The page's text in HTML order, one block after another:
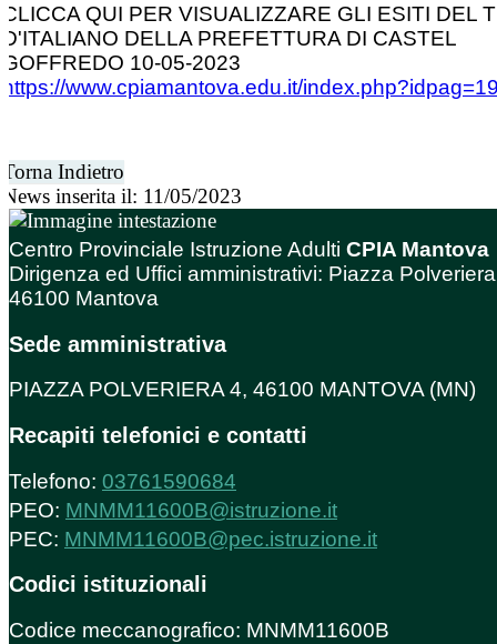
CLICCA QUI PER VISUALIZZARE GLI ESITI DEL
D'ITALIANO DELLA PREFETTURA DI CASTEL
GOFFREDO 10-05-2023
https://www.cpiamantova.edu.it/
Torna Indietro
News inserita il: 11/05/2023
Centro Provinciale Istruzione Adulti CPIA Mantova
Dirigenza ed Uffici amministrativi: Piazza
46100 Mantova
Sede amministrativa
PIAZZA POLVERIERA 4, 46100 MANTOVA (MN)
Recapiti telefonici e contatti
Telefono: 03761590684
PEO: MNMM11600B@istruzione.it
PEC: MNMM11600B@pec.istruzione.it
Codici istituzionali
Codice meccanografico: MNMM11600B